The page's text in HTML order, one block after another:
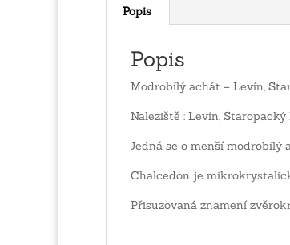
Popis
Popis
Modrobílý achát – Levín,
Naleziště : Levín, Staropacký
Jedná se o menší modrobílý
Chalcedon je
Přisuzovaná znamení